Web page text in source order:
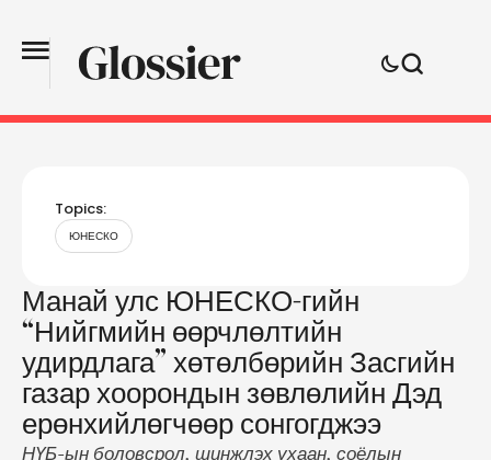
Topics:
ЮНЕСКО
Манай улс ЮНЕСКО-гийн
“Нийгмийн өөрчлөлтийн
удирдлага” хөтөлбөрийн Засгийн
газар хоорондын зөвлөлийн Дэд
ерөнхийлөгчөөр сонгогджээ
НҮБ-ын боловсрол, шинжлэх ухаан, соёлын